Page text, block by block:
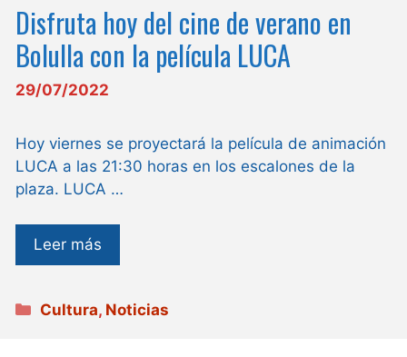
Disfruta hoy del cine de verano en
Bolulla con la película LUCA
29/07/2022
Hoy viernes se proyectará la película de animación
LUCA a las 21:30 horas en los escalones de la
plaza. LUCA …
Leer más
Categorías
Cultura, Noticias